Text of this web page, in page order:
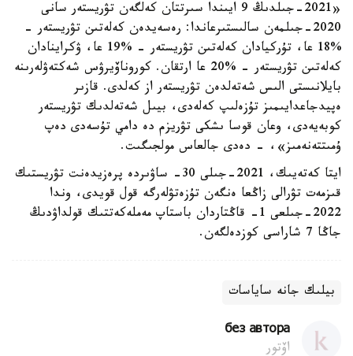
«2021-جىلدىڭ 9 ايىندا سىرتتان كەلگەن تۋريستەر سانى
2020-جىلمەن سالىستىرعاندا: رەسەيدەن كەلەتىن تۋريستەر -
%18 عا، تۇركيادان كەلەتىن تۋريستەر - %19 عا، ۋكراينادان
كەلەتىن تۋريستەر - %20 عا ارتقان. كوروناۆيرۋس شەكتەۋلەرىنە
بايلانىستى الىس شەتەلدەن تۋريستەر از كەلدى. قازىر
ەپيدجاعدايىمىز تۇزەلىپ كەلەدى، بيىل شەتەلدىك تۋريستەر
كوبەيەدى، وعان قوسا ىشكى تۋريزم دە دامي تۇسەدى دەپ
ۇمىتتەنەمىز»، - دەدى جالعاس مولجىگىت.
ايتا كەتەيىك، 2021-جىلى 30- ساۋىردە پرەزيدەنت تۋريستىك
قىزمەت تۋرالى زاڭعا ەنگەن تۇزەتۋلەرگە قول قويدى، وندا
2022-جىلعى 1- قاڭتاردان باستاپ مەملەكەتتىك قولداۋدىڭ
جاڭا 7 شاراسى كوزدەلگەن.
بيلىك جانە ساياسات
без автора
اۆتور